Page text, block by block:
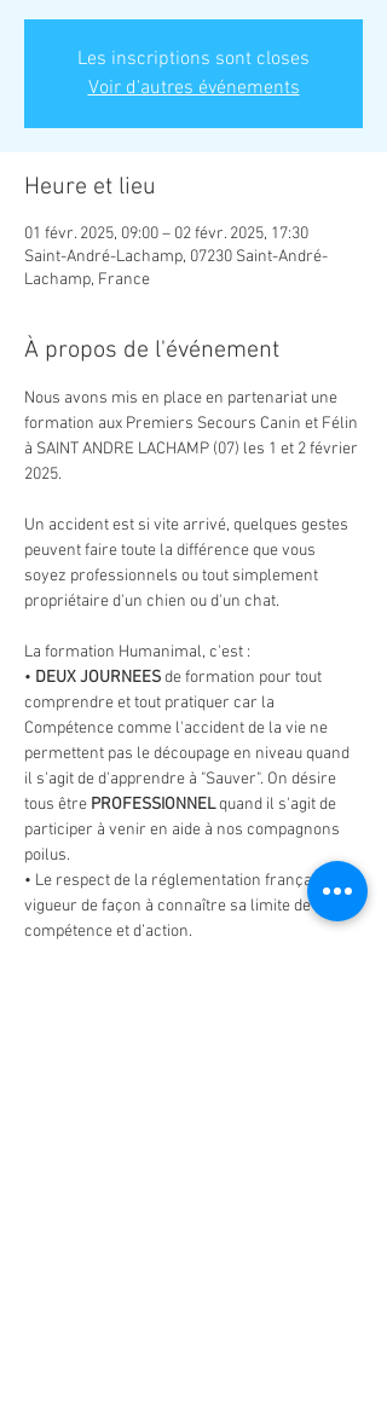
Les inscriptions sont closes
Voir d'autres événements
Heure et lieu
01 févr. 2025, 09:00 – 02 févr. 2025, 17:30
Saint-André-Lachamp, 07230 Saint-André-
Lachamp, France
À propos de l'événement
Nous avons mis en place en partenariat une
formation aux Premiers Secours Canin et Félin
à SAINT ANDRE LACHAMP (07) les 1 et 2 février
2025.
Un accident est si vite arrivé, quelques gestes
peuvent faire toute la différence que vous
soyez professionnels ou tout simplement
propriétaire d'un chien ou d'un chat.
La formation Humanimal, c'est :
• DEUX JOURNEES de formation pour tout
comprendre et tout pratiquer car la
Compétence comme l'accident de la vie ne
permettent pas le découpage en niveau quand
il s'agit de d'apprendre à "Sauver". On désire
tous être PROFESSIONNEL quand il s'agit de
participer à venir en aide à nos compagnons
poilus.
• Le respect de la réglementation française en
vigueur de façon à connaître sa limite de
compétence et d’action.